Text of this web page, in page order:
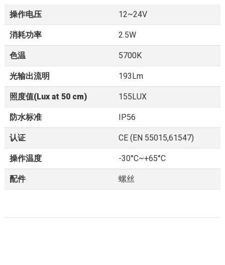
操作电压 12~24V
消耗功率 2.5W
色温 5700K
光输出流明 193Lm
照度值(Lux at 50 cm) 155LUX
防水标准 IP56
认证 CE (EN 55015,61547)
操作温度 -30°C~+65°C
配件 螺丝